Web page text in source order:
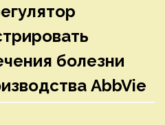
болезни
AbbVie